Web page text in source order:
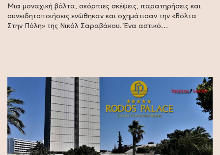
Μια μοναχική βόλτα, σκόρπιες σκέψεις, παρατηρήσεις και
συνειδητοποιήσεις ενώθηκαν και σχημάτισαν την «Βόλτα
Στην Πόλη» της Νικόλ Σαραβάκου. Ένα αστικό…